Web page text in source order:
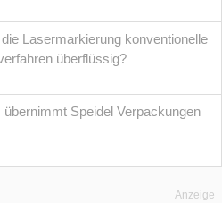
Lasermarkierung konventionelle
überflüssig?
übernimmt Speidel Verpackungen
Anzeige